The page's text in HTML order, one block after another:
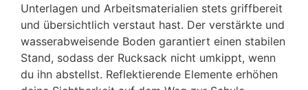
Unterlagen und Arbeitsmaterialien stets griffbereit
und übersichtlich verstaut hast. Der verstärkte und
wasserabweisende Boden garantiert einen stabilen
Stand, sodass der Rucksack nicht umkippt, wenn
du ihn abstellst. Reflektierende Elemente erhöhen